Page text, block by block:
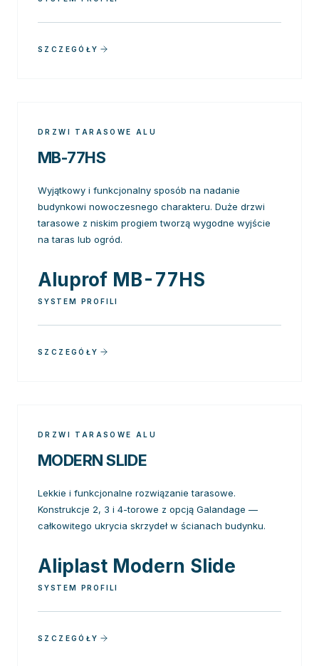
SZCZEGÓŁY
DRZWI TARASOWE ALU
MB-77HS
Wyjątkowy i funkcjonalny sposób na nadanie
budynkowi nowoczesnego charakteru. Duże drzwi
tarasowe z niskim progiem tworzą wygodne wyjście
na taras lub ogród.
Aluprof MB-77HS
SYSTEM PROFILI
SZCZEGÓŁY
DRZWI TARASOWE ALU
MODERN SLIDE
Lekkie i funkcjonalne rozwiązanie tarasowe.
Konstrukcje 2, 3 i 4-torowe z opcją Galandage —
całkowitego ukrycia skrzydeł w ścianach budynku.
Aliplast Modern Slide
SYSTEM PROFILI
SZCZEGÓŁY